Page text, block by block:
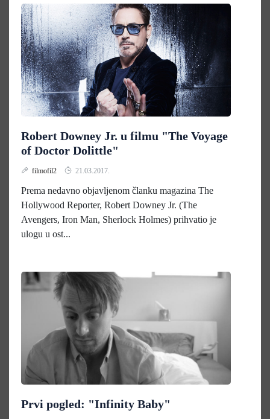
Robert Downey Jr. u filmu "The Voyage
of Doctor Dolittle"
filmofil2 21.03.2017.
Prema nedavno objavljenom članku magazina The
Hollywood Reporter, Robert Downey Jr. (The
Avengers, Iron Man, Sherlock Holmes) prihvatio je
ulogu u ost...
Prvi pogled: "Infinity Baby"